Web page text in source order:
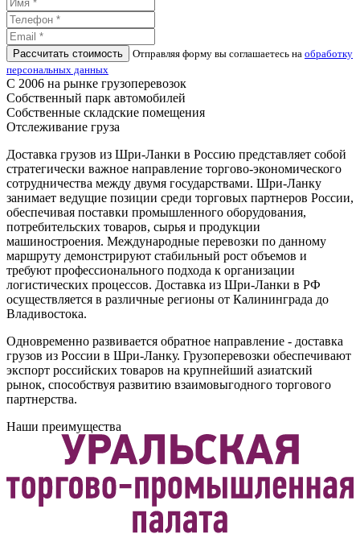
Рассчитать стоимость Отправляя форму вы соглашаетесь на обработку
персональных данных
С 2006 на рынке грузоперевозок
Собственный парк автомобилей
Собственные складские помещения
Отслеживание груза
Доставка грузов из Шри-Ланки в Россию представляет собой
стратегически важное направление торгово-экономического
сотрудничества между двумя государствами. Шри-Ланку
занимает ведущие позиции среди торговых партнеров России,
обеспечивая поставки промышленного оборудования,
потребительских товаров, сырья и продукции
машиностроения. Международные перевозки по данному
маршруту демонстрируют стабильный рост объемов и
требуют профессионального подхода к организации
логистических процессов. Доставка из Шри-Ланки в РФ
осуществляется в различные регионы от Калининграда до
Владивостока.
Одновременно развивается обратное направление - доставка
грузов из России в Шри-Ланку. Грузоперевозки обеспечивают
экспорт российских товаров на крупнейший азиатский
рынок, способствуя развитию взаимовыгодного торгового
партнерства.
Наши преимущества